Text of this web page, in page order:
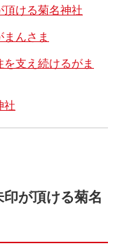
頂ける菊名神社
んさま
支え続けるがま
社
が頂ける菊名